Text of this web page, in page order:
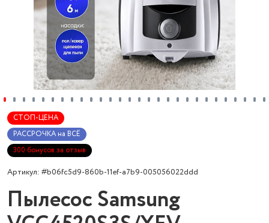
СТОП-ЦЕНА
РАССРОЧКА на ВСЁ
300 бонусов за отзыв
Артикул: #b06fc5d9-860b-11ef-a7b9-005056022ddd
Пылесос Samsung